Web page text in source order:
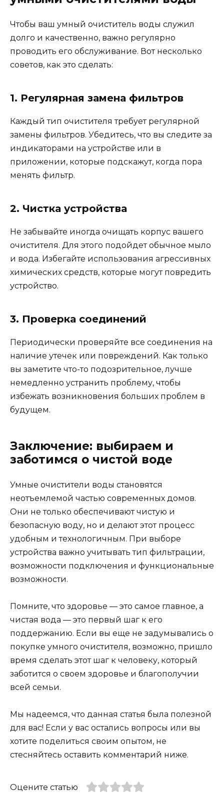
Чтобы ваш умный очиститель воды служил
долго и качественно, важно регулярно
проводить его обслуживание. Вот несколько
советов, как это сделать:
1. Регулярная замена фильтров
Каждый тип очистителя требует регулярной
замены фильтров. Убедитесь, что вы следите за
индикаторами на устройстве или в
приложении, которые подскажут, когда пора
менять фильтр.
2. Чистка устройства
Не забывайте иногда очищать корпус вашего
очистителя. Для этого подойдет обычное мыло
и вода. Избегайте использования агрессивных
химических средств, которые могут повредить
устройство.
3. Проверка соединений
Периодически проверяйте все соединения на
наличие утечек или повреждений. Как только
вы заметите что-то подозрительное, лучше
немедленно устранить проблему, чтобы
избежать возникновения больших проблем в
будущем.
Заключение: выбираем и
заботимся о чистой воде
Умные очистители воды становятся
неотъемлемой частью современных домов.
Они не только обеспечивают чистую и
безопасную воду, но и делают этот процесс
удобным и технологичным. При выборе
устройства важно учитывать тип фильтрации,
возможности подключения и функциональные
возможности.
Помните, что здоровье — это самое главное, а
чистая вода — это первый шаг к его
поддержанию. Если вы еще не задумывались о
покупке умного очистителя, возможно, пришло
время сделать этот шаг к человеку, который
заботится о своем здоровье и благополучии
всей семьи.
Мы надеемся, что данная статья была полезной
для вас! Если у вас остались вопросы или вы
хотите поделиться своим опытом, не
стесняйтесь оставить комментарий ниже.
Оцените статью